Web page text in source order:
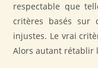
respectable que
critères basés sur
injustes. Le vrai
Alors autant rétablir